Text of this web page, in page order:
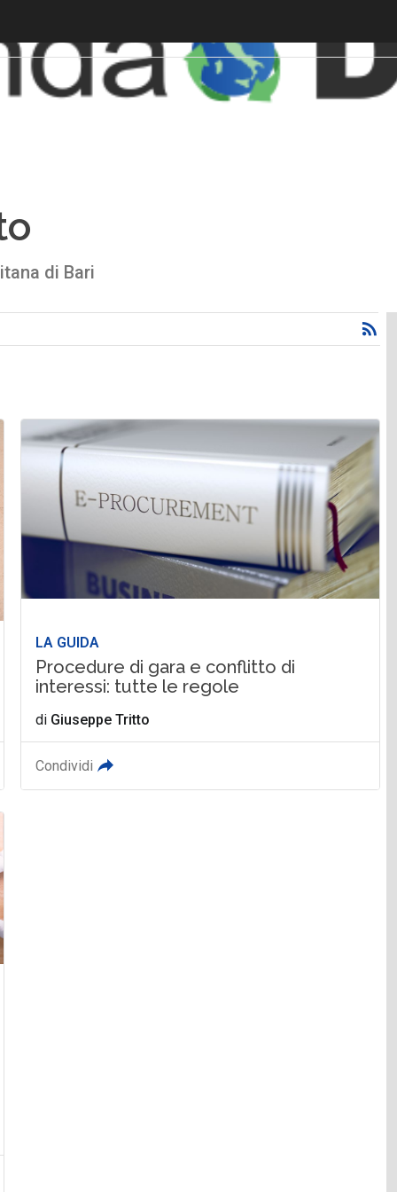
di Bari
LA GUIDA
Procedure di gara e conflitto di
interessi: tutte le regole
di Giuseppe Tritto
Condividi